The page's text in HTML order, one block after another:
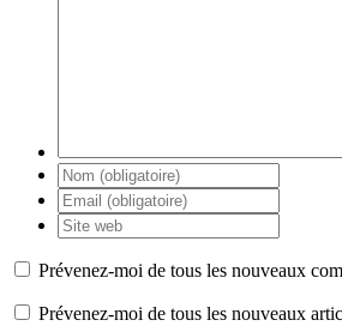
Prévenez-moi de tous les nouveaux
Prévenez-moi de tous les nouveaux